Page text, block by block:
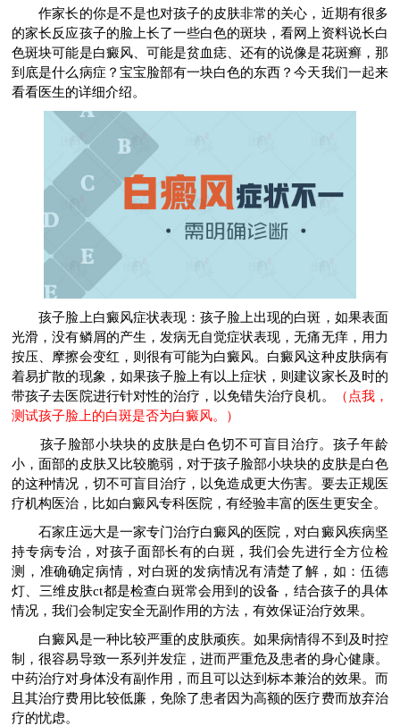
作家长的你是不是也对孩子的皮肤非常的关心，近期有很多
的家长反应孩子的脸上长了一些白色的斑块，看网上资料说长白
色斑块可能是白癜风、可能是贫血痣、还有的说像是花斑癣，那
到底是什么病症？宝宝脸部有一块白色的东西？今天我们一起来
看看医生的详细介绍。
孩子脸上白癜风症状表现：孩子脸上出现的白斑，如果表面
光滑，没有鳞屑的产生，发病无自觉症状表现，无痛无痒，用力
按压、摩擦会变红，则很有可能为白癜风。白癜风这种皮肤病有
着易扩散的现象，如果孩子脸上有以上症状，则建议家长及时的
带孩子去医院进行针对性的治疗，以免错失治疗良机。
（点我，
测试孩子脸上的白斑是否为白癜风。）
孩子脸部小块块的皮肤是白色切不可盲目治疗。孩子年龄
小，面部的皮肤又比较脆弱，对于孩子脸部小块块的皮肤是白色
的这种情况，切不可盲目治疗，以免造成更大伤害。要去正规医
疗机构医治，比如白癜风专科医院，有经验丰富的医生更安全。
石家庄远大是一家专门治疗白癜风的医院，对白癜风疾病坚
持专病专治，对孩子面部长有的白斑，我们会先进行全方位检
测，准确确定病情，对白斑的发病情况有清楚了解，如：伍德
灯、三维皮肤ct都是检查白斑常会用到的设备，结合孩子的具体
情况，我们会制定安全无副作用的方法，有效保证治疗效果。
白癜风是一种比较严重的皮肤顽疾。如果病情得不到及时控
制，很容易导致一系列并发症，进而严重危及患者的身心健康。
中药治疗对身体没有副作用，而且可以达到标本兼治的效果。而
且其治疗费用比较低廉，免除了患者因为高额的医疗费而放弃治
疗的忧虑。